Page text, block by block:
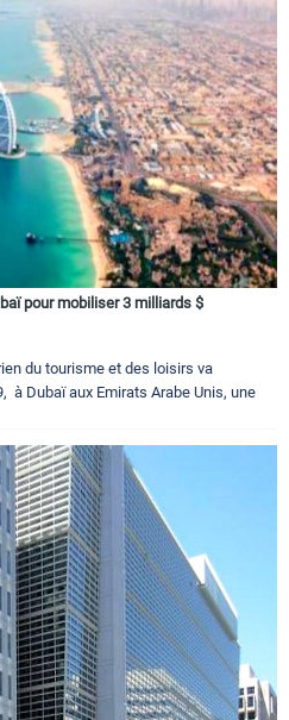
pour mobiliser 3 milliards $
du tourisme et des loisirs va
à Dubaï aux Emirats Arabe Unis, une